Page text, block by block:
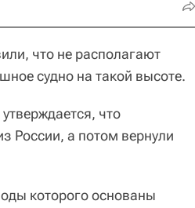
что не располагают
судно на такой высоте.
что
России, а потом вернули
которого основаны